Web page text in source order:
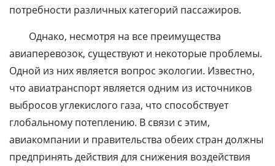
потребности различных категорий пассажиров.
Однако, несмотря на все преимущества
авиаперевозок, существуют и некоторые проблемы.
Одной из них является вопрос экологии. Известно,
что авиатранспорт является одним из источников
выбросов углекислого газа, что способствует
глобальному потеплению. В связи с этим,
авиакомпании и правительства обеих стран должны
предпринять действия для снижения воздействия